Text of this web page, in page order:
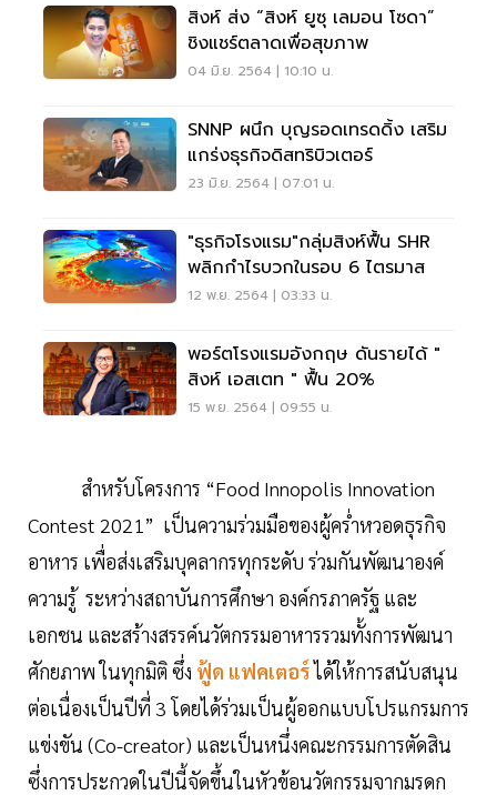
สิงห์ ส่ง “สิงห์ ยูซุ เลมอน โซดา”
ชิงแชร์ตลาดเพื่อสุขภาพ
04 มิ.ย. 2564 | 10:10 น.
SNNP ผนึก บุญรอดเทรดดิ้ง เสริม
แกร่งธุรกิจดิสทริบิวเตอร์
23 มิ.ย. 2564 | 07:01 น.
"ธุรกิจโรงแรม"กลุ่มสิงห์ฟื้น SHR
พลิกกำไรบวกในรอบ 6 ไตรมาส
12 พ.ย. 2564 | 03:33 น.
พอร์ตโรงแรมอังกฤษ ดันรายได้ "
สิงห์ เอสเตท " ฟื้น 20%
15 พ.ย. 2564 | 09:55 น.
สำหรับโครงการ “Food Innopolis Innovation
Contest 2021” เป็นความร่วมมือของผู้คร่ำหวอดธุรกิจ
อาหาร เพื่อส่งเสริมบุคลากรทุกระดับ ร่วมกันพัฒนาองค์
ความรู้ ระหว่างสถาบันการศึกษา องค์กรภาครัฐ และ
เอกชน และสร้างสรรค์นวัตกรรมอาหารรวมทั้งการพัฒนา
ศักยภาพ ในทุกมิติ ซึ่ง ฟู้ด แฟคเตอร์ได้ให้การสนับสนุน
ต่อเนื่องเป็นปีที่ 3 โดยได้ร่วมเป็นผู้ออกแบบโปรแกรมการ
แข่งขัน (Co-creator) และเป็นหนึ่งคณะกรรมการตัดสิน
ซึ่งการประกวดในปีนี้จัดขึ้นในหัวข้อนวัตกรรมจากมรดก